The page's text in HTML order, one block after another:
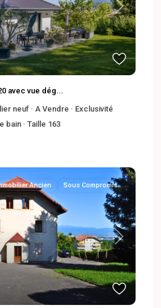
Next
avec vue dég...
neuf · A Vendre · Exclusivité
bain · Taille 163
Next
Ancien Sous Compromis